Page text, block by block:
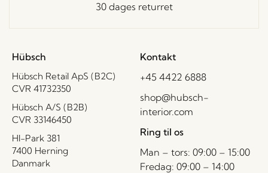
30 dages returret
Hübsch
Hübsch Retail ApS (B2C)
CVR 41732350
Hübsch A/S (B2B)
CVR 33146450
HI-Park 381
7400 Herning
Danmark
Kontakt
+45 4422 6888
shop@hubsch-
interior.com
Ring til os
Man – tors: 09:00 – 15:00
Fredag: 09:00 – 14:00